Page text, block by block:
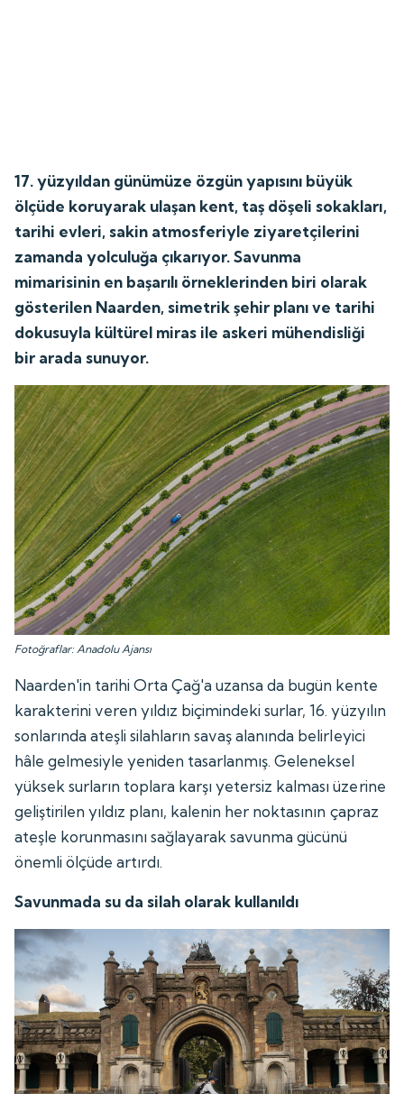
17. yüzyıldan günümüze özgün yapısını büyük
ölçüde koruyarak ulaşan kent, taş döşeli sokakları,
tarihi evleri, sakin atmosferiyle ziyaretçilerini
zamanda yolculuğa çıkarıyor. Savunma
mimarisinin en başarılı örneklerinden biri olarak
gösterilen Naarden, simetrik şehir planı ve tarihi
dokusuyla kültürel miras ile askeri mühendisliği
bir arada sunuyor.
Fotoğraflar: Anadolu Ajansı
Naarden'in tarihi Orta Çağ'a uzansa da bugün kente
karakterini veren yıldız biçimindeki surlar, 16. yüzyılın
sonlarında ateşli silahların savaş alanında belirleyici
hâle gelmesiyle yeniden tasarlanmış. Geleneksel
yüksek surların toplara karşı yetersiz kalması üzerine
geliştirilen yıldız planı, kalenin her noktasının çapraz
ateşle korunmasını sağlayarak savunma gücünü
önemli ölçüde artırdı.
Savunmada su da silah olarak kullanıldı